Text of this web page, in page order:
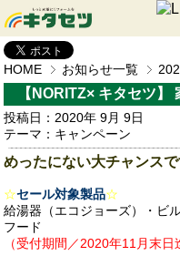
HOME お知らせ一覧
【NORITZ× キタセツ】
投稿日：2020年 9月 9日
テーマ： キャンペーン
めったにない大チャンスで
☆セール対象製品☆
給湯器（エコジョーズ）・ビ
フード
（受付期間／2020年11月末日